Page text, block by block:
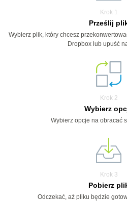
Krok 1
Prześlij
Wybierz plik, który chcesz
Dropbox lub upuść
Krok 2
Wybierz
Wybierz opcje na obracać
Krok 3
Pobierz
Odczekać, aż pliku będzie